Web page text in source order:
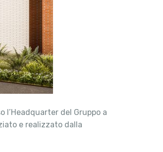
l’Headquarter del Gruppo a
e realizzato dalla